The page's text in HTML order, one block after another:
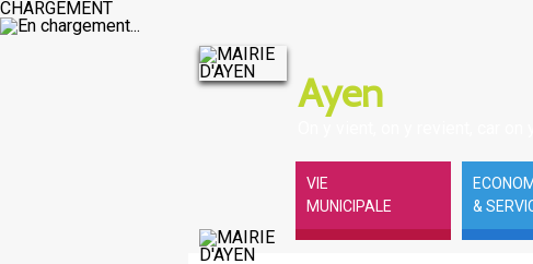
CHARGEMENT
Ayen
VIE
MUNICIPALE
&